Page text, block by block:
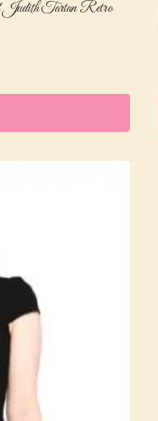
Tartan Retro